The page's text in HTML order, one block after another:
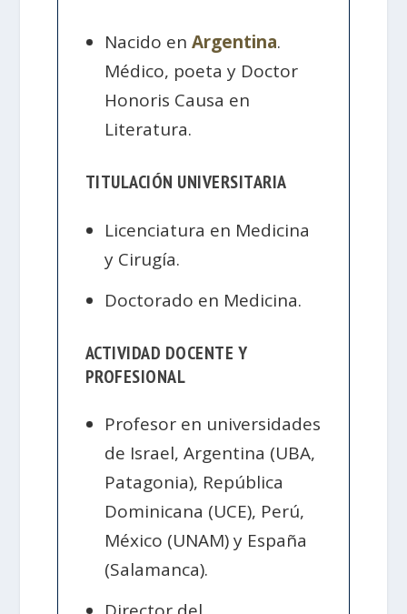
Nacido enArgentina.
Médico, poeta y Doctor
Honoris Causa en
Literatura.
TITULACIÓN UNIVERSITARIA
Licenciatura en Medicina
y Cirugía.
Doctorado en Medicina.
ACTIVIDAD DOCENTE Y
PROFESIONAL
Profesor en universidades
de Israel, Argentina (UBA,
Patagonia), República
Dominicana (UCE), Perú,
México (UNAM) y España
(Salamanca).